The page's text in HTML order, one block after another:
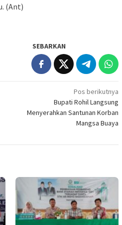
(Ant)
SEBARKAN
Pos berikutnya
Bupati Rohil Langsung
Menyerahkan Santunan Korban
Mangsa Buaya